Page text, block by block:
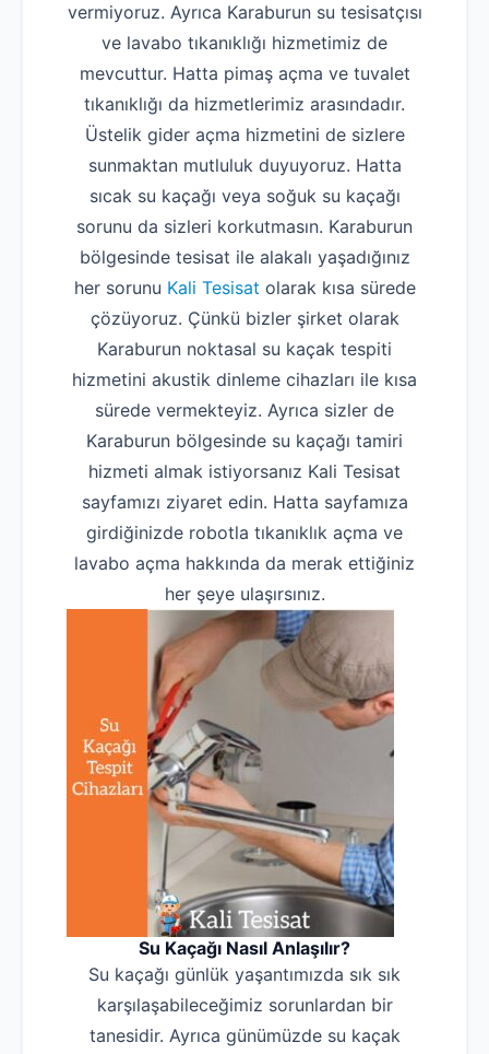
Robotla Tıkanıklık Açma
Su Kaçağı Tespiti
Profesyonel Petek Temizliği
Uzmana Sor
Hakkımızda
İletişim
vermiyoruz. Ayrıca Karaburun su tesisatçısı
ve lavabo tıkanıklığı hizmetimiz de
mevcuttur. Hatta pimaş açma ve tuvalet
tıkanıklığı da hizmetlerimiz arasındadır.
Üstelik gider açma hizmetini de sizlere
sunmaktan mutluluk duyuyoruz. Hatta
sıcak su kaçağı veya soğuk su kaçağı
sorunu da sizleri korkutmasın. Karaburun
bölgesinde tesisat ile alakalı yaşadığınız
her sorunu Kali Tesisat olarak kısa sürede
çözüyoruz. Çünkü bizler şirket olarak
Karaburun noktasal su kaçak tespiti
hizmetini akustik dinleme cihazları ile kısa
sürede vermekteyiz. Ayrıca sizler de
Karaburun bölgesinde su kaçağı tamiri
hizmeti almak istiyorsanız Kali Tesisat
sayfamızı ziyaret edin. Hatta sayfamıza
girdiğinizde robotla tıkanıklık açma ve
lavabo açma hakkında da merak ettiğiniz
her şeye ulaşırsınız.
Su Kaçağı Nasıl Anlaşılır?
Su kaçağı günlük yaşantımızda sık sık
karşılaşabileceğimiz sorunlardan bir
tanesidir. Ayrıca günümüzde su kaçak